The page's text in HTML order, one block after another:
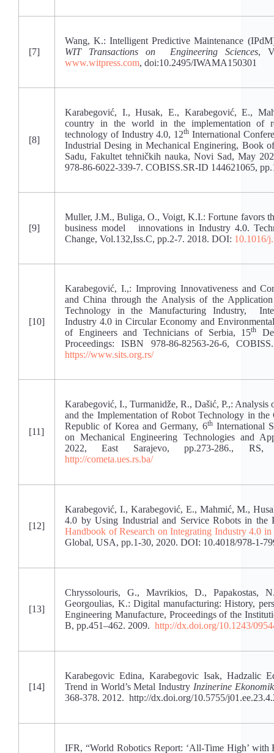
[7]
Wang, K.: Intelligent Predictive Maintenance
WIT Transactions on Engineering Sciences,
www.witpress.com, doi:10.2495/IWAMA150301
[8]
Karabegović, I., Husak, E., Karabegović, E.,
country in the world in the implementation of
technology of Industry 4.0, 12th International
Industrial Desing in Mechanical Enginering, Book
Sadu, Fakultet tehničkih nauka, Novi Sad, May
978-86-6022-339-7. COBISS.SR-ID 144621065,
[9]
Muller, J.M., Buliga, O., Voigt, K.I.: Fortune favors
business model innovations in Industry 4.0.
Change, Vol.132,Iss.C, pp.2-7. 2018. DOI: 10.1016/
[10]
Karabegović, I.,: Improving Innovativeness and
and China through the Analysis of the
Technology in the Manufacturing Industry,
Industry 4.0 in Circular Economy and
of Engineers and Technicians of Serbia, 15th
Proceedings: ISBN 978-86-82563-26-6,
https://www.sits.org.rs/
[11]
Karabegović, I., Turmanidže, R., Dašić, P.,: Analysis
and the Implementation of Robot Technology in
Republic of Korea and Germany, 6thInternational
on Mechanical Engineering Technologies and
2022, East Sarajevo, pp.273-286., RS,
http://cometa.ues.rs.ba/
[12]
Karabegović, I., Karabegović, E., Mahmić, M.,
4.0 by Using Industrial and Service Robots in the
Handbook of Research on Integrating Industry 4.0
Global, USA, pp.1-30, 2020. DOI: 10.4018/978-1-
[13]
Chryssolouris, G., Mavrikios, D., Papakostas,
Georgoulias, K.: Digital manufacturing: History,
Engineering Manufacture, Proceedings of the
B, pp.451–462. 2009. http://dx.doi.org/10.1243/
[14]
Karabegovic Edina, Karabegovic Isak, Hadzalic
Trend in World’s Metal Industry Inzinerine
368-378. 2012. http://dx.doi.org/10.5755/
IFR, “World Robotics Report: ‘All-Time High’